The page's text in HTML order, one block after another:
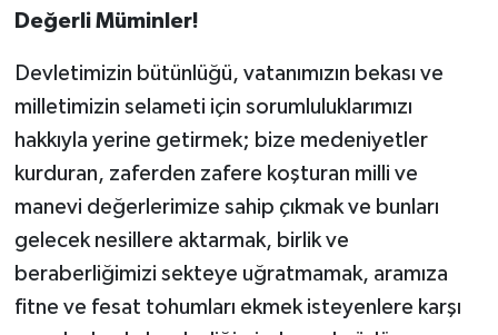
Değerli Müminler!
Devletimizin bütünlüğü, vatanımızın bekası ve
milletimizin selameti için sorumluluklarımızı
hakkıyla yerine getirmek; bize medeniyetler
kurduran, zaferden zafere koşturan milli ve
manevi değerlerimize sahip çıkmak ve bunları
gelecek nesillere aktarmak, birlik ve
beraberliğimizi sekteye uğratmamak, aramıza
fitne ve fesat tohumları ekmek isteyenlere karşı
Osmaniye Müftülüğü
Rize Müftülüğü
Sakarya Müftülüğü
Samsun Müftülüğü
Sinop Müftülüğü